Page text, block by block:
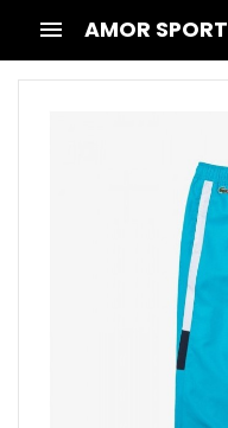
 AMOR SPORT